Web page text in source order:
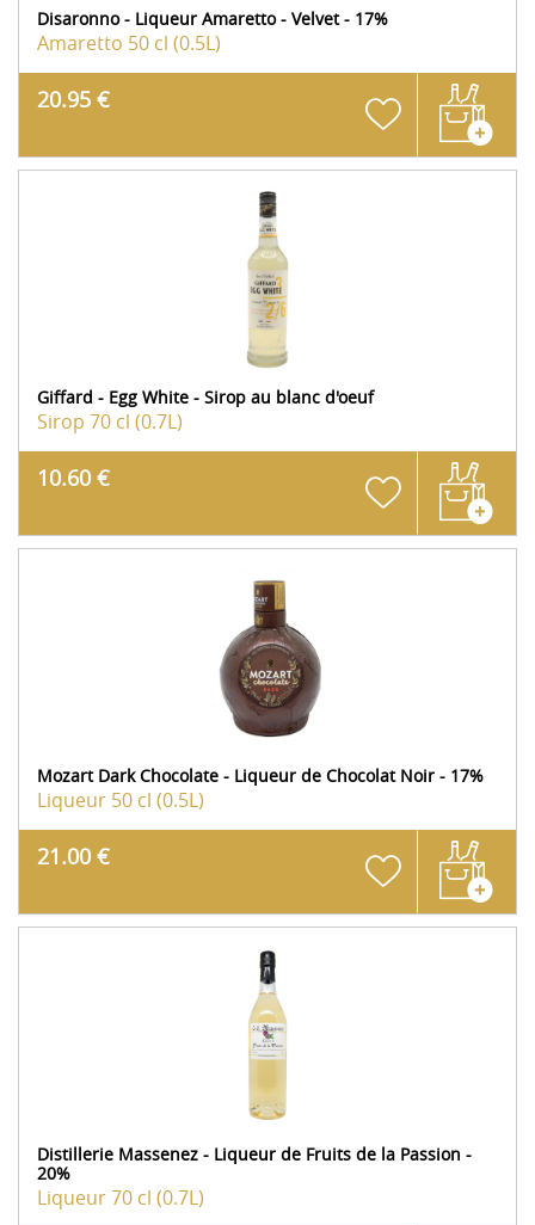
Disaronno - Liqueur Amaretto - Velvet - 17%
Amaretto 50 cl (0.5L)
20.95 €
Giffard - Egg White - Sirop au blanc d'oeuf
Sirop 70 cl (0.7L)
10.60 €
Mozart Dark Chocolate - Liqueur de Chocolat Noir - 17%
Liqueur 50 cl (0.5L)
21.00 €
Distillerie Massenez - Liqueur de Fruits de la Passion -
20%
Liqueur70 cl (0.7L)